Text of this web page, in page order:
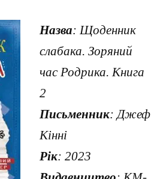
Назва: Щоденник
слабака. Зоряний
час Родрика. Книга
2
Письменник: Джеф
Кінні
Рік: 2023